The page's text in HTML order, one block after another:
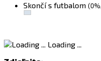
Skončí s futbalom
Loading ...